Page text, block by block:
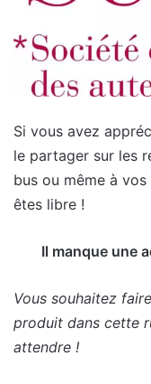
Si vous avez
le partager sur les
bus ou même à
êtes libre !
Il manque une
Vous souhaitez
produit dans cette
attendre !